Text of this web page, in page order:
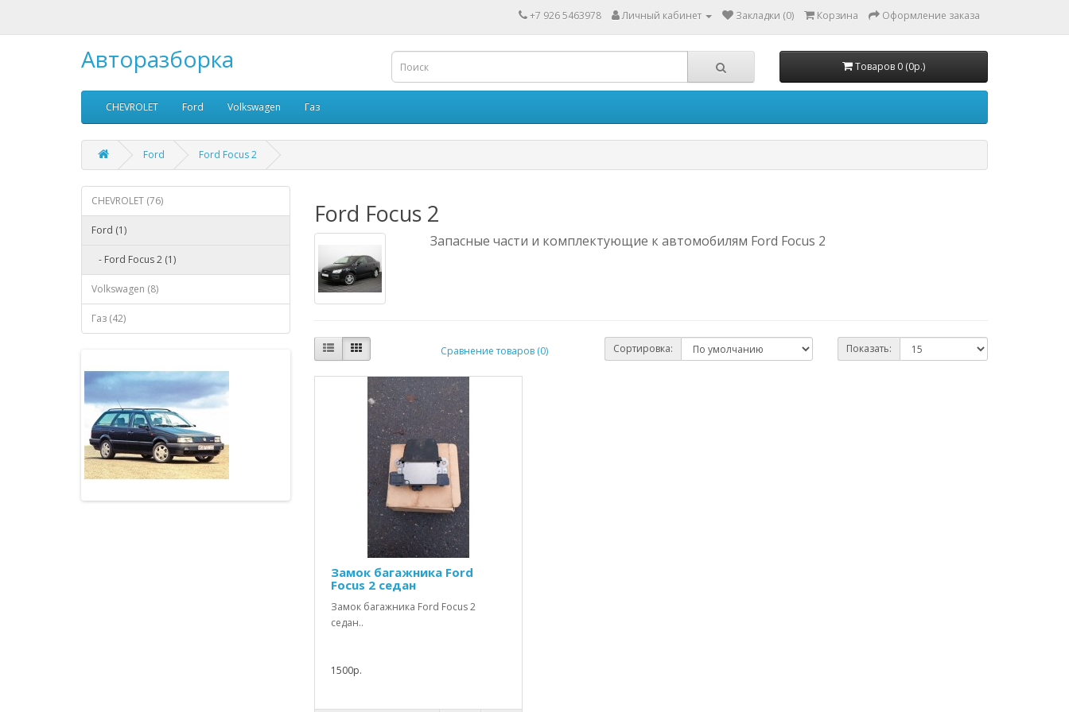
+7 926 5463978 Личный кабинет Закладки (0) Корзина Оформление заказа
Авторазборка Товаров 0 (0р.)
CHEVROLET Ford Volkswagen Газ
Ford Ford Focus 2
CHEVROLET (76)
Ford (1)
- Ford Focus 2 (1)
Volkswagen (8)
Газ (42)
Ford Focus 2
Запасные части и комплектующие к автомобилям Ford Focus 2
Сравнение товаров (0) Сортировка: Показать:
Замок багажника Ford
Focus 2 седан
Замок багажника Ford Focus 2
седан..
1500р.